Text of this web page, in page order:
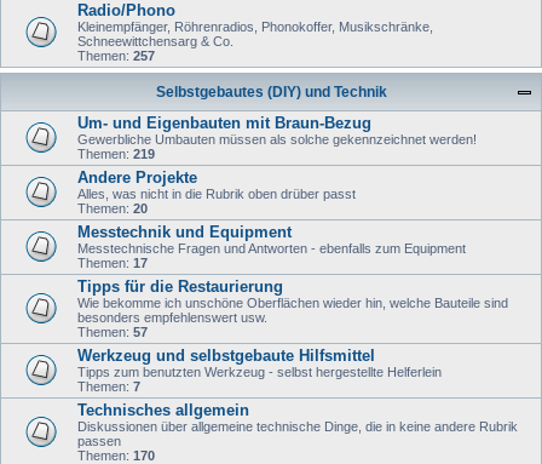
Radio/Phono
Kleinempfänger, Röhrenradios, Phonokoffer, Musikschränke,
Schneewittchensarg & Co.
Themen: 257
Selbstgebautes (DIY) und Technik
Um- und Eigenbauten mit Braun-Bezug
Gewerbliche Umbauten müssen als solche gekennzeichnet werden!
Themen: 219
Andere Projekte
Alles, was nicht in die Rubrik oben drüber passt
Themen: 20
Messtechnik und Equipment
Messtechnische Fragen und Antworten - ebenfalls zum Equipment
Themen: 17
Tipps für die Restaurierung
Wie bekomme ich unschöne Oberflächen wieder hin, welche Bauteile sind
besonders empfehlenswert usw.
Themen: 57
Werkzeug und selbstgebaute Hilfsmittel
Tipps zum benutzten Werkzeug - selbst hergestellte Helferlein
Themen: 7
Technisches allgemein
Diskussionen über allgemeine technische Dinge, die in keine andere Rubrik
passen
Themen: 170